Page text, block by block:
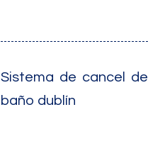
Sistema de cancel de
baño dublín